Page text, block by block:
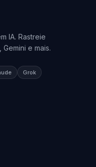
IA. Rastreie
e mais.
Grok